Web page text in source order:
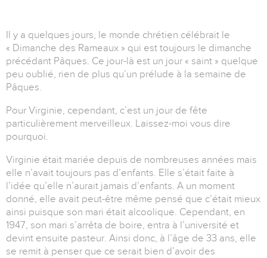
Il y a quelques jours, le monde chrétien célébrait le
« Dimanche des Rameaux » qui est toujours le dimanche
précédant Pâques. Ce jour-là est un jour « saint » quelque
peu oublié, rien de plus qu’un prélude à la semaine de
Pâques.
Pour Virginie, cependant, c’est un jour de fête
particulièrement merveilleux. Laissez-moi vous dire
pourquoi.
Virginie était mariée depuis de nombreuses années mais
elle n’avait toujours pas d’enfants. Elle s’était faite à
l’idée qu’elle n’aurait jamais d’enfants. A un moment
donné, elle avait peut-être même pensé que c’était mieux
ainsi puisque son mari était alcoolique. Cependant, en
1947, son mari s’arrêta de boire, entra à l’université et
devint ensuite pasteur. Ainsi donc, à l’âge de 33 ans, elle
se remit à penser que ce serait bien d’avoir des